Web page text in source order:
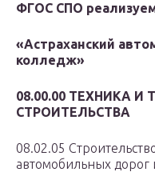
ФГОС СПО
«Астраханский
колледж»
08.00.00 ТЕХНИКА И
СТРОИТЕЛЬСТВА
08.02.05
автомобильных дорог